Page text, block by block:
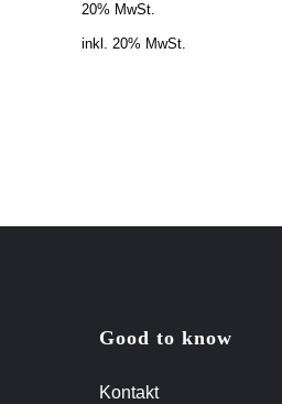
20% MwSt.
inkl. 20% MwSt.
Good to know
Kontakt